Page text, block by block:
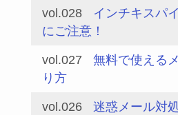
vol.028
インチキスパ
にご注意！
vol.027
無料で使える
り方
vol.026 迷惑メール対